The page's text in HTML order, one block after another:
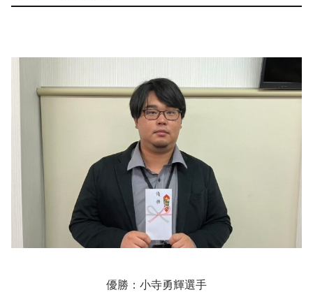
優勝：小寺勇輝選手